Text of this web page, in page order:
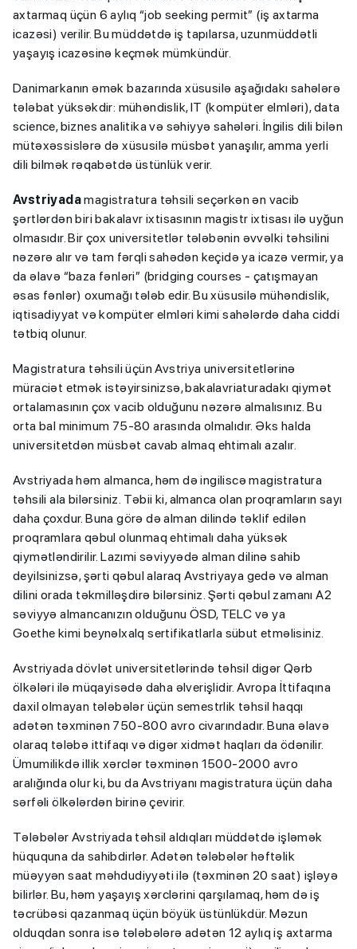
axtarmaq üçün 6 aylıq “job seeking permit” (iş axtarma
icazəsi) verilir. Bu müddətdə iş tapılarsa, uzunmüddətli
yaşayış icazəsinə keçmək mümkündür.
Danimarkanın əmək bazarında xüsusilə aşağıdakı sahələrə
tələbat yüksəkdir: mühəndislik, IT (kompüter elmləri), data
science, biznes analitika və səhiyyə sahələri. İngilis dili bilən
mütəxəssislərə də xüsusilə müsbət yanaşılır, amma yerli
dili bilmək rəqabətdə üstünlük verir.
Avstriyadamagistratura təhsili seçərkən ən vacib
şərtlərdən biri bakalavr ixtisasının magistr ixtisası ilə uyğun
olmasıdır. Bir çox universitetlər tələbənin əvvəlki təhsilini
nəzərə alır və tam fərqli sahədən keçidə ya icazə vermir, ya
da əlavə “baza fənləri” (bridging courses - çatışmayan
əsas fənlər) oxumağı tələb edir. Bu xüsusilə mühəndislik,
iqtisadiyyat və kompüter elmləri kimi sahələrdə daha ciddi
tətbiq olunur.
Magistratura təhsili üçün Avstriya universitetlərinə
müraciət etmək istəyirsinizsə, bakalavriaturadakı qiymət
ortalamasının çox vacib olduğunu nəzərə almalısınız. Bu
orta bal minimum 75-80 arasında olmalıdır. Əks halda
universitetdən müsbət cavab almaq ehtimalı azalır.
Avstriyada həm almanca, həm də ingiliscə magistratura
təhsili ala bilərsiniz. Təbii ki, almanca olan proqramların sayı
daha çoxdur. Buna görə də alman dilində təklif edilən
proqramlara qəbul olunmaq ehtimalı daha yüksək
qiymətləndirilir. Lazımi səviyyədə alman dilinə sahib
deyilsinizsə, şərti qəbul alaraq Avstriyaya gedə və alman
dilini orada təkmilləşdirə bilərsiniz. Şərti qəbul zamanı A2
səviyyə almancanızın olduğunu ÖSD, TELC və ya
Goethe kimi beynəlxalq sertifikatlarla sübut etməlisiniz.
Avstriyada dövlət universitetlərində təhsil digər Qərb
ölkələri ilə müqayisədə daha əlverişlidir. Avropa İttifaqına
daxil olmayan tələbələr üçün semestrlik təhsil haqqı
adətən təxminən 750-800 avro civarındadır. Buna əlavə
olaraq tələbə ittifaqı və digər xidmət haqları da ödənilir.
Ümumilikdə illik xərclər təxminən 1500-2000 avro
aralığında olur ki, bu da Avstriyanı magistratura üçün daha
sərfəli ölkələrdən birinə çevirir.
Tələbələr Avstriyada təhsil aldıqları müddətdə işləmək
hüququna da sahibdirlər. Adətən tələbələr həftəlik
müəyyən saat məhdudiyyəti ilə (təxminən 20 saat) işləyə
bilirlər. Bu, həm yaşayış xərclərini qarşılamaq, həm də iş
təcrübəsi qazanmaq üçün böyük üstünlükdür. Məzun
olduqdan sonra isə tələbələrə adətən 12 aylıq iş axtarma